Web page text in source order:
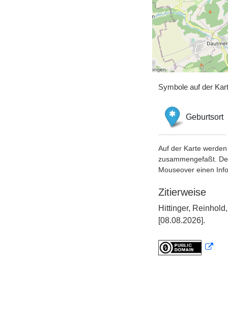
Symbole auf der
Geburtsort
Auf der Karte
zusammengefaßt.
Mouseover einen
Zitierweise
Hittinger,
[08.08.2026].